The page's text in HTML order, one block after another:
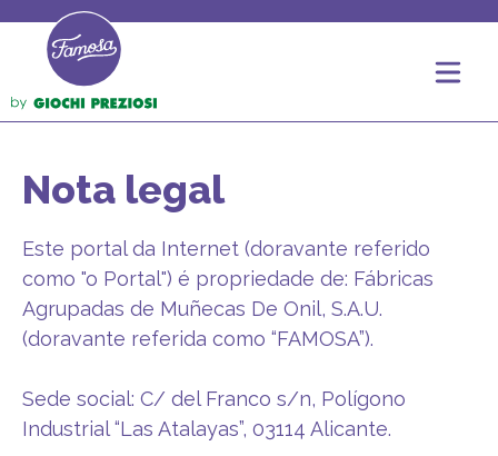
Nota legal
Este portal da Internet (doravante referido
como "o Portal") é propriedade de: Fábricas
Agrupadas de Muñecas De Onil, S.A.U.
(doravante referida como “FAMOSA”).
Sede social: C/ del Franco s/n, Polígono
Industrial “Las Atalayas”, 03114 Alicante.